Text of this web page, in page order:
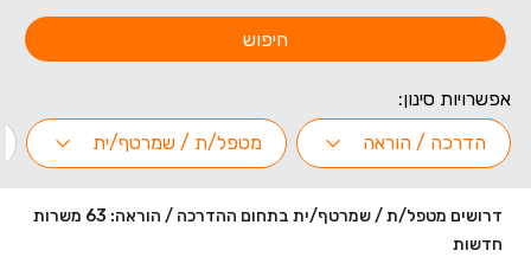
חיפוש
אפשרויות סינון:
הדרכה / הוראה
מטפל/ת / שמרטף/ית
דרושים מטפל/ת / שמרטף/ית בתחום ההדרכה / הוראה: 63 משרות
חדשות